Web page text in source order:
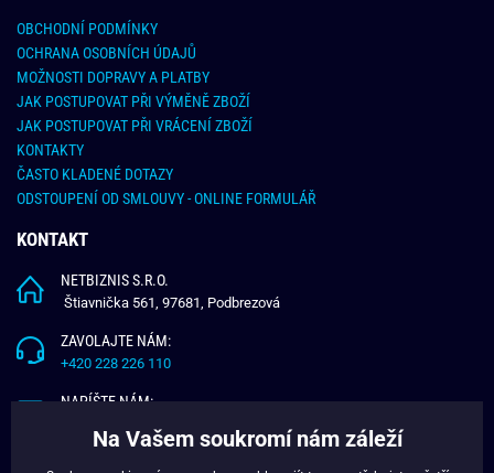
OBCHODNÍ PODMÍNKY
OCHRANA OSOBNÍCH ÚDAJŮ
MOŽNOSTI DOPRAVY A PLATBY
JAK POSTUPOVAT PŘI VÝMĚNĚ ZBOŽÍ
JAK POSTUPOVAT PŘI VRÁCENÍ ZBOŽÍ
KONTAKTY
ČASTO KLADENÉ DOTAZY
ODSTOUPENÍ OD SMLOUVY - ONLINE FORMULÁŘ
KONTAKT
NETBIZNIS S.R.O.
Štiavnička 561, 97681, Podbrezová
ZAVOLAJTE NÁM:
+420 228 226 110
NAPÍŠTE NÁM:
Na Vašem soukromí nám záleží